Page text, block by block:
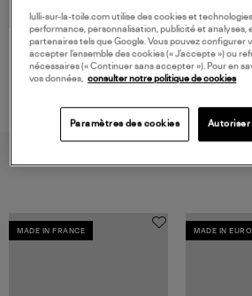
GIGI
MADE IN FRANCE MADE IN
lulli-sur-la-toile.com utilise des cookies et
performance, personnalisation, publicité et analyses,
partenaires tels que Google. Vous pouvez configurer
accepter l’ensemble des cookies (« J’accepte ») ou
nécessaires (« Continuer sans accepter »). Pour en
vos données,
consulter notre politique de cookies
Paramètres des cookies Autoriser